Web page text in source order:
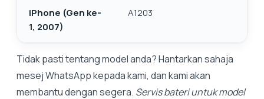
iPhone (Gen ke-
1, 2007)
A1203
Tidak pasti tentang model anda? Hantarkan sahaja
mesej WhatsApp kepada kami, dan kami akan
membantu dengan segera. Servis bateri untuk model